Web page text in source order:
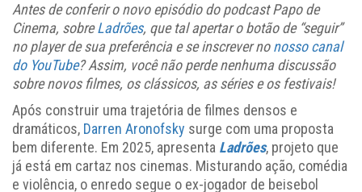
Antes de conferir o novo episódio do podcast Papo de
Cinema, sobreLadrões, que tal apertar o botão de “seguir”
no player de sua preferência e se inscrever nonosso canal
do YouTube? Assim, você não perde nenhuma discussão
sobre novos filmes, os clássicos, as séries e os festivais!
Após construir uma trajetória de filmes densos e
dramáticos, Darren Aronofsky surge com uma proposta
bem diferente. Em 2025, apresenta Ladrões, projeto que
já está em cartaz nos cinemas. Misturando ação, comédia
e violência, o enredo segue o ex-jogador de beisebol